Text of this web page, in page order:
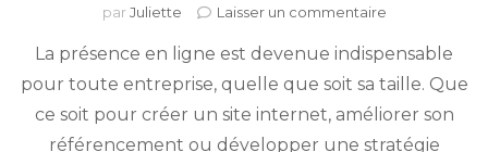
parJuliette Laisser un commentairesur
agence
web
dans
la
La présence en ligne est devenue indispensable
pour toute entreprise, quelle que soit sa taille. Que
ce soit pour créer un site internet, améliorer son
référencement ou développer une stratégie